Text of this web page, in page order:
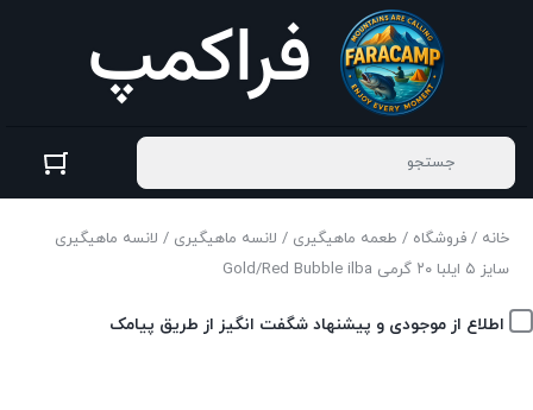
خانه / فروشگاه / طعمه ماهیگیری / لانسه ماهیگیری / لانسه ماهیگیری
سایز ۵ ایلبا ۲۰ گرمی Gold/Red Bubble ilba
اطلاع از موجودی و پیشنهاد شگفت انگیز از طریق پیامک